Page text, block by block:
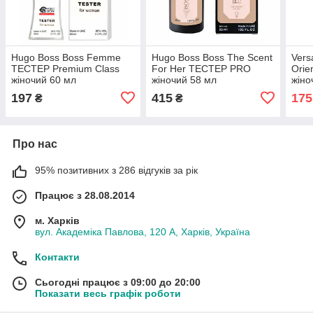
Hugo Boss Boss Femme
ТЕСТЕР Premium Class
жіночий 60 мл
197 ₴
Hugo Boss Boss The Scent
For Her ТЕСТЕР PRO
жіночий 58 мл
415₴
Про нас
95% позитивних з 286 відгуків за рік
Працює з 28.08.2014
м. Харків
вул. Академіка Павлова, 120 А, Харків, Україна
Контакти
Сьогодні працює з 09:00 до 20:00
Показати весь графік роботи